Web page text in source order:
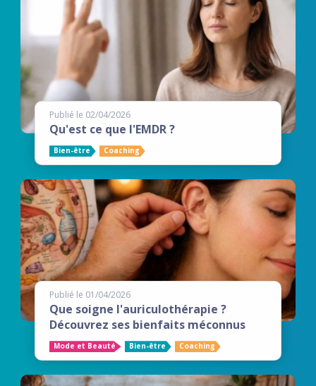
Publié le 02/04/2026
Qu'est ce que l'EMDR ?
Bien-être Coaching
Publié le 01/04/2026
Que soigne l'auriculothérapie ?
Découvrez ses bienfaits méconnus
Mode et Beauté Bien-être Coaching